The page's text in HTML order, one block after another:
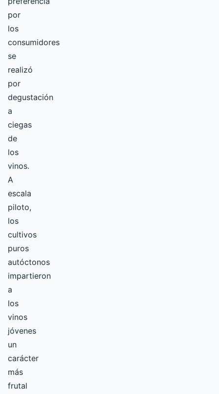
por
los
consumidores
se
realizó
por
degustación
a
ciegas
de
los
vinos.
A
escala
piloto,
los
cultivos
puros
autóctonos
impartieron
a
los
vinos
jóvenes
un
carácter
más
frutal